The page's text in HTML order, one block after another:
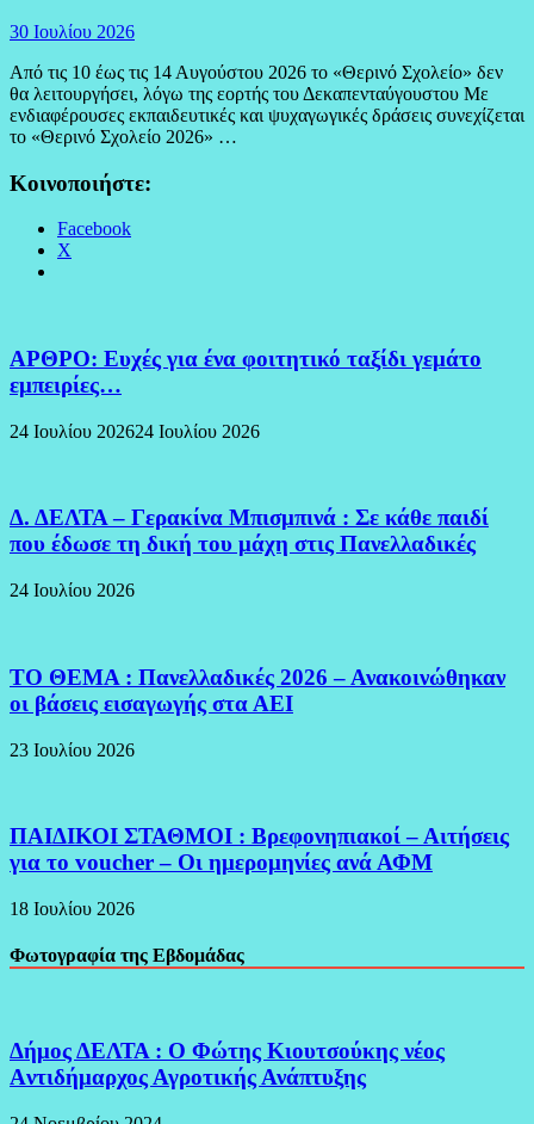
30 Ιουλίου 2026
Από τις 10 έως τις 14 Αυγούστου 2026 το «Θερινό Σχολείο» δεν
θα λειτουργήσει, λόγω της εορτής του Δεκαπενταύγουστου Με
ενδιαφέρουσες εκπαιδευτικές και ψυχαγωγικές δράσεις συνεχίζεται
το «Θερινό Σχολείο 2026» …
Κοινοποιήστε:
Facebook
X
ΑΡΘΡΟ: Ευχές για ένα φοιτητικό ταξίδι γεμάτο
εμπειρίες…
24 Ιουλίου 202624 Ιουλίου 2026
Δ. ΔΕΛΤΑ – Γερακίνα Μπισμπινά : Σε κάθε παιδί
που έδωσε τη δική του μάχη στις Πανελλαδικές
24 Ιουλίου 2026
ΤΟ ΘΕΜΑ : Πανελλαδικές 2026 – Ανακοινώθηκαν
οι βάσεις εισαγωγής στα ΑΕΙ
23 Ιουλίου 2026
ΠΑΙΔΙΚΟΙ ΣΤΑΘΜΟΙ : Βρεφονηπιακοί – Αιτήσεις
για το voucher – Οι ημερομηνίες ανά ΑΦΜ
18 Ιουλίου 2026
Φωτογραφία της Εβδομάδας
Δήμος ΔΕΛΤΑ : Ο Φώτης Κιουτσούκης νέος
Aντιδήμαρχος Αγροτικής Ανάπτυξης